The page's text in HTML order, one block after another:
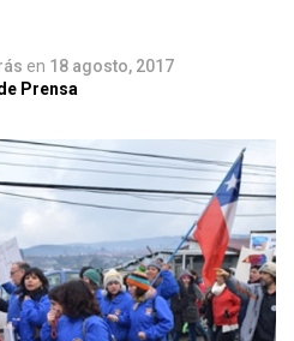
en 18 agosto, 2017
Prensa